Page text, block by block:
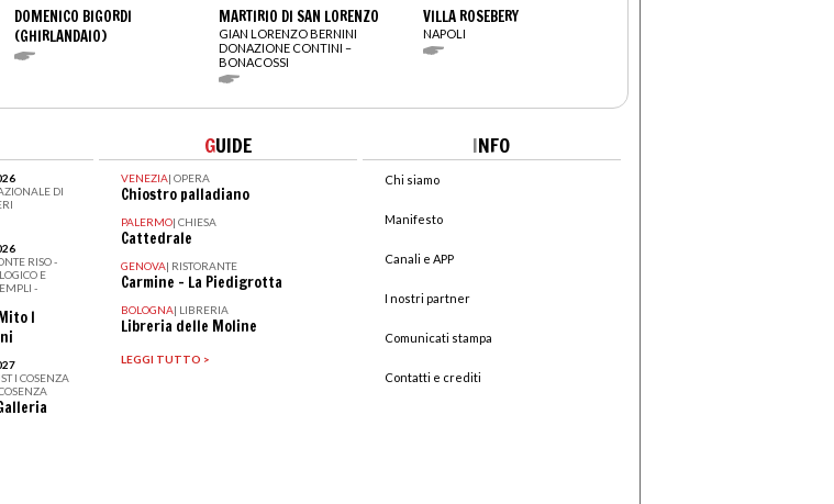
DOMENICO BIGORDI
(GHIRLANDAIO)
MARTIRIO DI SAN LORENZO
GIAN LORENZO BERNINI
DONAZIONE CONTINI –
BONACOSSI
VILLA ROSEBERY
NAPOLI
DI
RISO -
E
-
I
I COSENZA
GUIDE
VENEZIA| OPERA
Chiostro palladiano
PALERMO| CHIESA
Cattedrale
GENOVA| RISTORANTE
Carmine – La Piedigrotta
BOLOGNA| LIBRERIA
Libreria delle Moline
LEGGI TUTTO >
INFO
Chi siamo
Manifesto
Canali e APP
I nostri partner
Comunicati stampa
Contatti e crediti